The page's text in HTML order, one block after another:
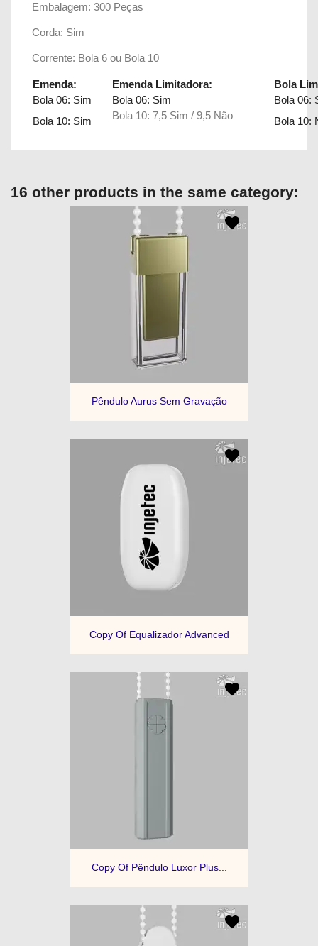
Embalagem: 300 Peças
Corda: Sim
Corrente: Bola 6 ou Bola 10
Emenda: Emenda Limitadora:
Bola
Bola 06: Sim
Bola 06: Sim
Bola 06:
Bola 10: Sim
Bola 10: 7,5 Sim / 9,5 Não Bola 10:
16 other products in the same category:
Pêndulo Aurus Sem Gravação
Copy Of Equalizador Advanced
Copy Of Pêndulo Luxor Plus...